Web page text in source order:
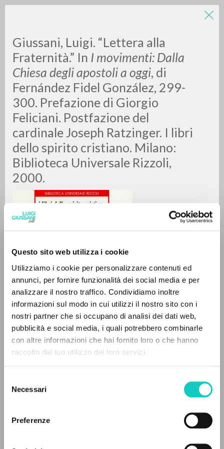
Questo sito web utilizza i cookie
Utilizziamo i cookie per personalizzare contenuti ed
annunci, per fornire funzionalità dei social media e per
analizzare il nostro traffico. Condividiamo inoltre
informazioni sul modo in cui utilizzi il nostro sito con i
nostri partner che si occupano di analisi dei dati web,
pubblicità e social media, i quali potrebbero combinarle
con altre informazioni che hai fornito loro o che hanno
raccolto dal tuo utilizzo dei loro servizi.
delNecessari
Preferenze
Giussani, Luigi. “Lettera alla
Fraternità.” In I movimenti: Dalla
Chiesa degli apostoli a oggi, di
Fernández Fidel González, 299-
300. Prefazione di Giorgio
Feliciani. Postfazione del
cardinale Joseph Ratzinger. I libri
dello spirito cristiano. Milano:
Biblioteca Universale Rizzoli,
2000.
González Fernández Fidel
LUIGI
GIUSSANI
scritti
BÚSQUEDA AVANZADA »
0DOCUMENTOS ENCONTRADOS
RESULTADOS SUCESIVOS